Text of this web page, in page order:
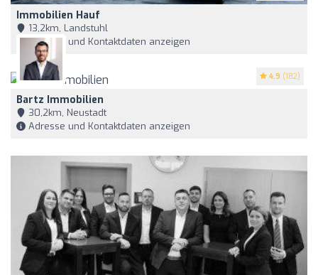
Immobilien Hauf
13,2km, Landstuhl
Adresse und Kontaktdaten anzeigen
4.9 (182)
Bartz Immobilien
30,2km, Neustadt
Adresse und Kontaktdaten anzeigen